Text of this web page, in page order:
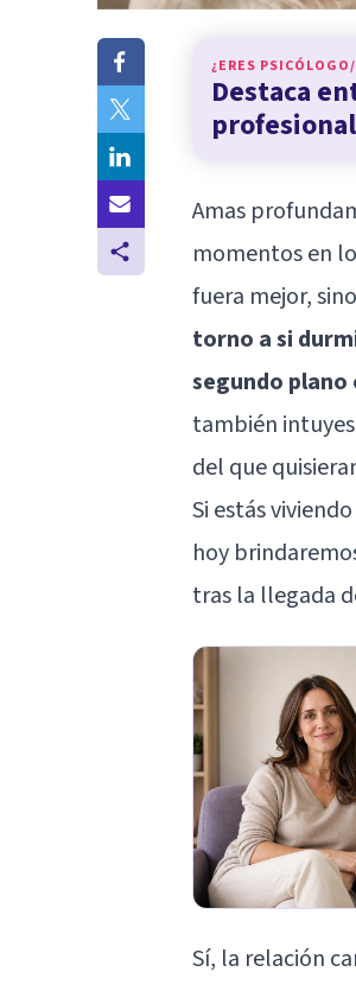
¿ERES
Destaca
Amas
momentos en
fuera mejor,
torno a si
segundo
también
del que
Si estás
hoy
tras la llegada
Sí, la relación